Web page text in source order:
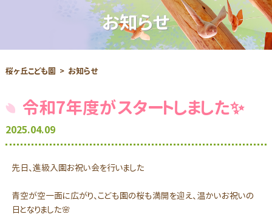
t
i
o
n
お知らせ
桜ヶ丘こども園 お知らせ
令和7年度がスタートしました✨
2025.04.09
先日、進級入園お祝い会を行いました
青空が空一面に広がり、こども園の桜も満開を迎え、温かいお祝いの
日となりました🌸